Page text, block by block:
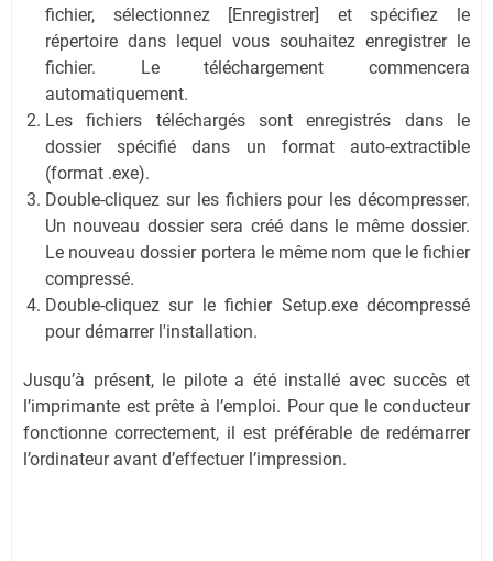
fichier, sélectionnez [Enregistrer] et spécifiez le
répertoire dans lequel vous souhaitez enregistrer le
fichier. Le téléchargement commencera
automatiquement.
Les fichiers téléchargés sont enregistrés dans le
dossier spécifié dans un format auto-extractible
(format .exe).
Double-cliquez sur les fichiers pour les décompresser.
Un nouveau dossier sera créé dans le même dossier.
Le nouveau dossier portera le même nom que le fichier
compressé.
Double-cliquez sur le fichier Setup.exe décompressé
pour démarrer l'installation.
Jusqu’à présent, le pilote a été installé avec succès et
l’imprimante est prête à l’emploi. Pour que le conducteur
fonctionne correctement, il est préférable de redémarrer
l’ordinateur avant d’effectuer l’impression.